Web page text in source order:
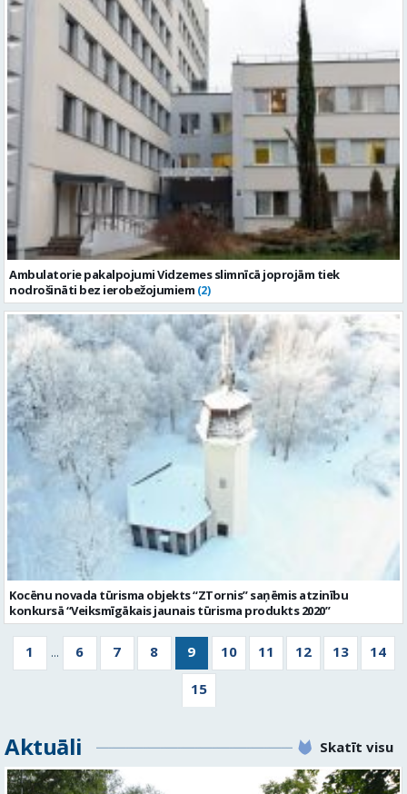
Ambulatorie pakalpojumi Vidzemes slimnīcā joprojām tiek
nodrošināti bez ierobežojumiem (2)
Kocēnu novada tūrisma objekts “ZTornis” saņēmis atzinību
konkursā “Veiksmīgākais jaunais tūrisma produkts 2020”
1 ... 6 7 8 9 10 11 12 13 14
15
Aktuāli Skatīt visu